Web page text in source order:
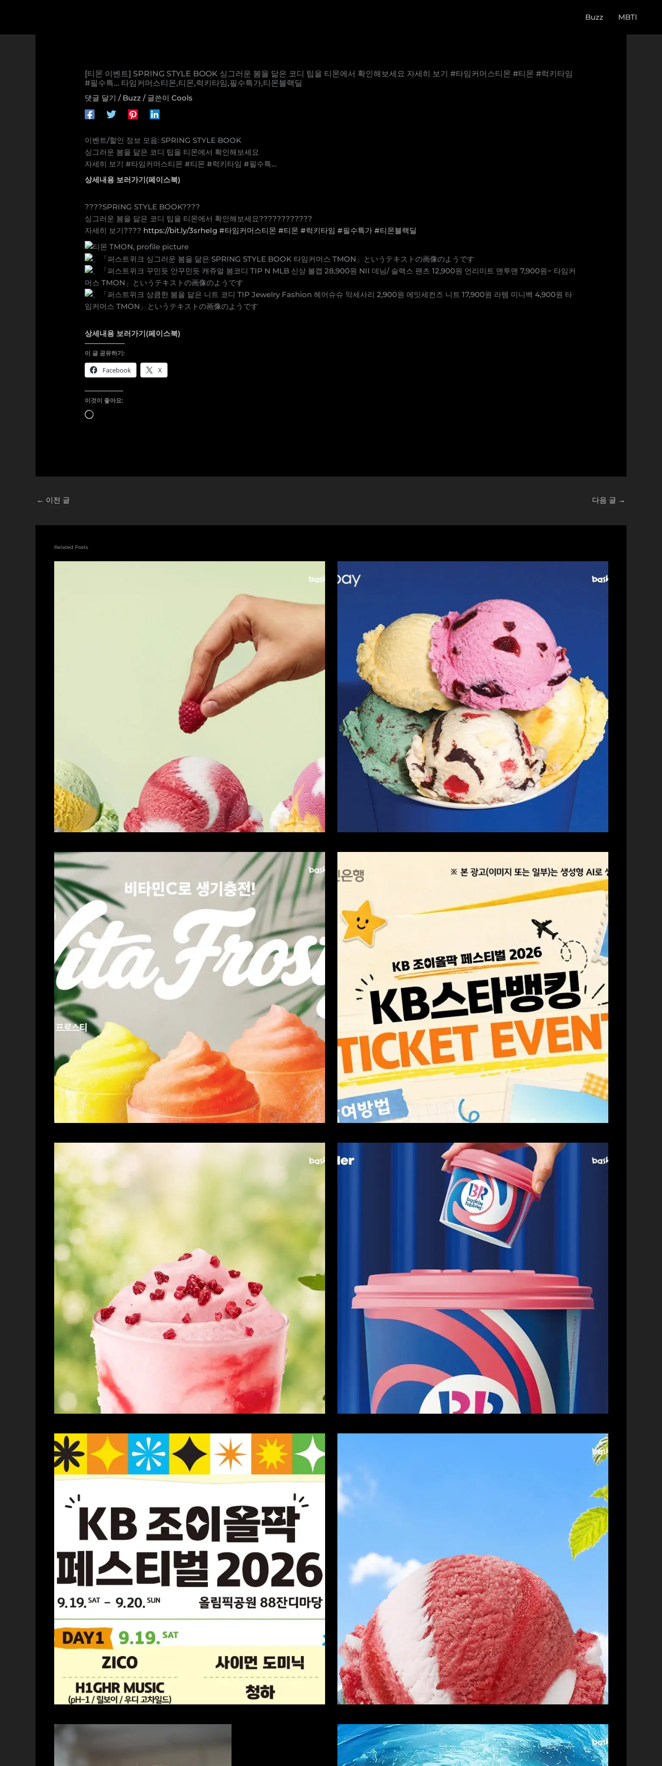
Buzz MBTI
[티몬 이벤트] SPRING STYLE BOOK 싱그러운 봄을 닮은 코디 팁을 티몬에서 확인해보세요 자세히 보기 #타임커머스티몬 #티몬 #럭키타임
#필수특… 타임커머스티몬,티몬,럭키타임,필수특가,티몬블랙딜
댓글 달기 / Buzz / 글쓴이Cools
이벤트/할인 정보 모음: SPRING STYLE BOOK
싱그러운 봄을 닮은 코디 팁을 티몬에서 확인해보세요
자세히 보기 #타임커머스티몬 #티몬 #럭키타임 #필수특…
상세내용 보러가기(페이스북)
????SPRING STYLE BOOK????
싱그러운 봄을 닮은 코디 팁을 티몬에서 확인해보세요????????????
자세히 보기???? https://bit.ly/3srheIg #타임커머스티몬 #티몬 #럭키타임 #필수특가 #티몬블랙딜
상세내용 보러가기(페이스북)
이 글 공유하기:
Facebook X
이것이 좋아요:
로
← 이전 글 다음 글 →
Related Posts